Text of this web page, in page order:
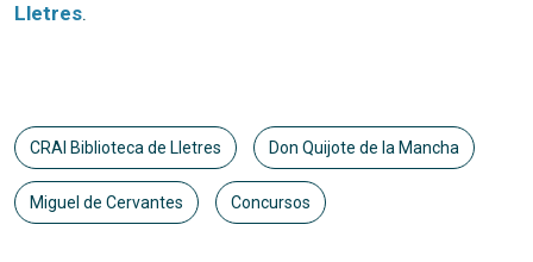
Lletres.
CRAI Biblioteca de Lletres Don Quijote de la Mancha
Miguel de Cervantes Concursos